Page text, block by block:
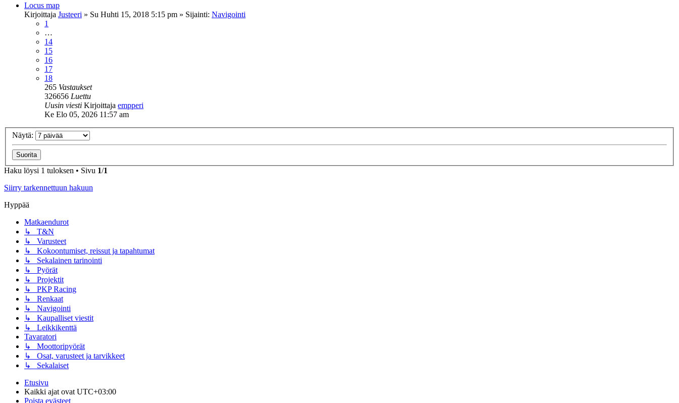
Locus map
Kirjoittaja Justeeri » Su Huhti 15, 2018 5:15 pm » Sijainti: Navigointi
1
…
14
15
16
17
18
265 Vastaukset
326656 Luettu
Uusin viesti Kirjoittaja empperi
Ke Elo 05, 2026 11:57 am
Näytä:
Haku löysi 1 tuloksen • Sivu 1/1
Siirry tarkennettuun hakuun
Hyppää
Matkaendurot
↳ T&N
↳ Varusteet
↳ Kokoontumiset, reissut ja tapahtumat
↳ Sekalainen tarinointi
↳ Pyörät
↳ Projektit
↳ PKP Racing
↳ Renkaat
↳ Navigointi
↳ Kaupalliset viestit
↳ Leikkikenttä
Tavaratori
↳ Moottoripyörät
↳ Osat, varusteet ja tarvikkeet
↳ Sekalaiset
Etusivu
Kaikki ajat ovatUTC+03:00
Poista evästeet